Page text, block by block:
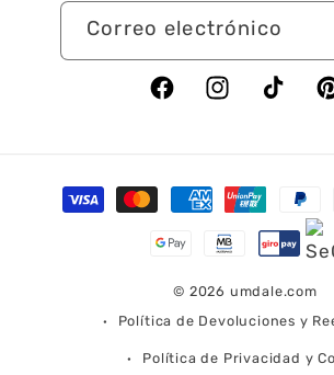
Correo electrónico
FacebookInstagramTikTok
Formas
de
© 2026 umdale.com
Política de Devoluciones y
Política de Privacidad y